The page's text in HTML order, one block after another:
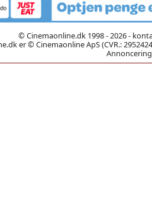
© Cinemaonline.dk 1998 - 2026 -
er © Cinemaonline ApS (CVR.: